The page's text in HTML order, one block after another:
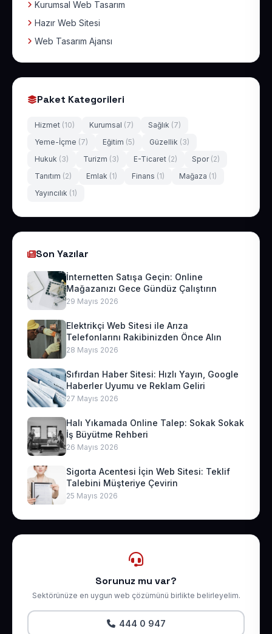
Kurumsal Web Tasarım
Hazır Web Sitesi
Web Tasarım Ajansı
Paket Kategorileri
Hizmet (10) Kurumsal (7) Sağlık (7)
Yeme-İçme (7) Eğitim (5) Güzellik (3)
Hukuk (3) Turizm (3) E-Ticaret (2) Spor (2)
Tanıtım (2) Emlak (1) Finans (1) Mağaza (1)
Yayıncılık (1)
Son Yazılar
İnternetten Satışa Geçin: Online
Mağazanızı Gece Gündüz Çalıştırın
29 Mayıs 2026
Elektrikçi Web Sitesi ile Arıza
Telefonlarını Rakibinizden Önce Alın
28 Mayıs 2026
Sıfırdan Haber Sitesi: Hızlı Yayın, Google
Haberler Uyumu ve Reklam Geliri
27 Mayıs 2026
Halı Yıkamada Online Talep: Sokak Sokak
İş Büyütme Rehberi
26 Mayıs 2026
Sigorta Acentesi İçin Web Sitesi: Teklif
Talebini Müşteriye Çevirin
25 Mayıs 2026
Sorunuz mu var?
Sektörünüze en uygun web çözümünü birlikte belirleyelim.
444 0 947